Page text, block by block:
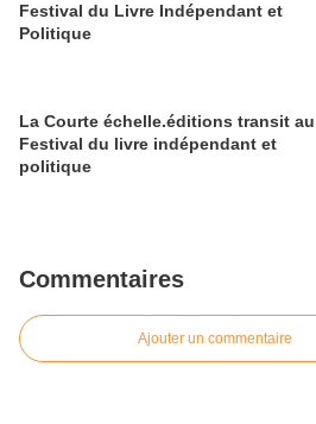
Festival du Livre Indépendant et
Politique
La Courte échelle.éditions transit au
Festival du livre indépendant et
politique
Commentaires
Ajouter un commentaire